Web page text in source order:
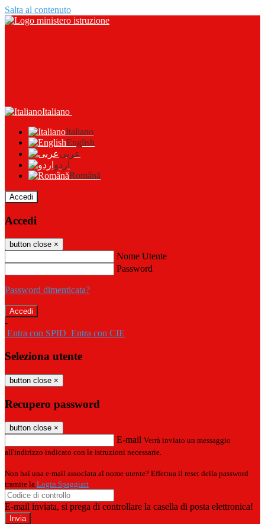
Salta al contenuto
Italiano
Italiano
English
عربى
اردو
Română
Accedi
Accedi
button close ×
Nome Utente
Password
Password dimenticata?
-
Entra con SPID Entra con CIE
Seleziona utente
button close ×
Recupero password
button close ×
E-mail Verrà inviato un messaggio
all'indirizzo indicato con le istruzioni necessarie.
Non hai una e-mail associata al nome utente? Effettua il reset della password
tramite la Login Spaggiari
E-mail inviata, si prega di controllare la casella di posta elettronica!